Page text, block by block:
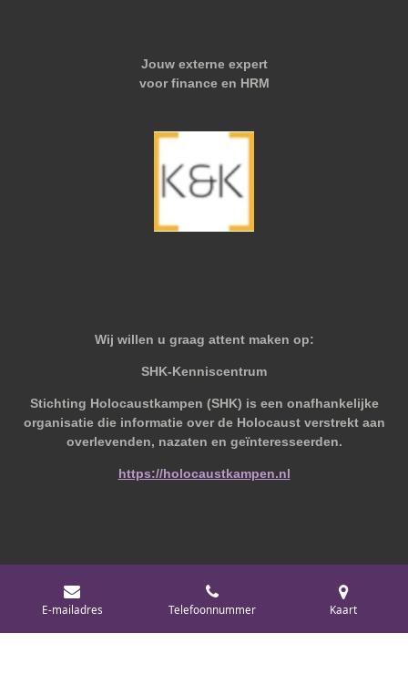
Jouw externe expert
voor finance en HRM
Wij willen u graag attent maken op:
SHK-Kenniscentrum
Stichting Holocaustkampen (SHK) is een onafhankelijke
organisatie die informatie over de Holocaust verstrekt aan
overlevenden, nazaten en geïnteresseerden.
https://holocaustkampen.nl
© 2019 - 2026 Behoudvanoud
Powered byJouwWeb
E-mailadres Telefoonnummer Kaart